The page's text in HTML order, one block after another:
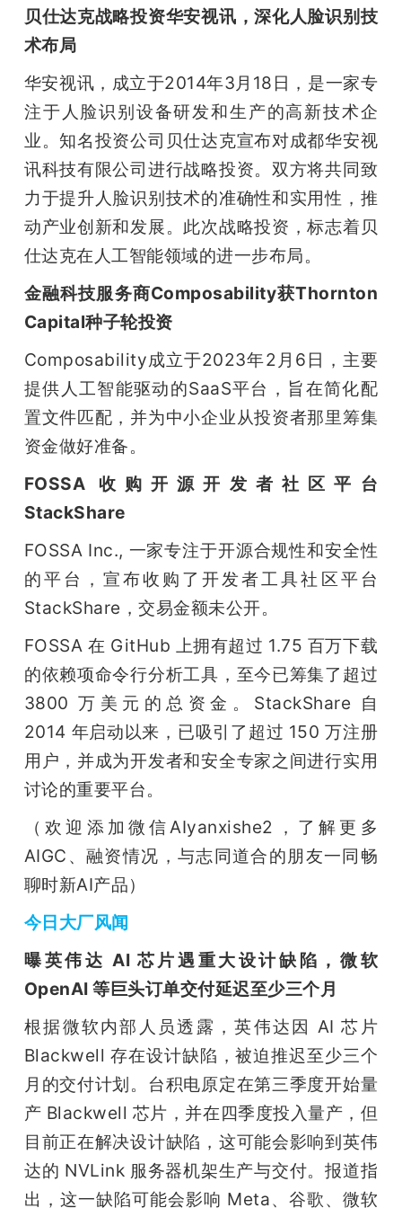
贝仕达克战略投资华安视讯，深化人脸识别技
术布局
华安视讯，成立于2014年3月18日，是一家专
注于人脸识别设备研发和生产的高新技术企
业。知名投资公司贝仕达克宣布对成都华安视
讯科技有限公司进行战略投资。双方将共同致
力于提升人脸识别技术的准确性和实用性，推
动产业创新和发展。此次战略投资，标志着贝
仕达克在人工智能领域的进一步布局。
金融科技服务商Composability获Thornton
Capital种子轮投资
Composability成立于2023年2月6日，主要
提供人工智能驱动的SaaS平台，旨在简化配
置文件匹配，并为中小企业从投资者那里筹集
资金做好准备。
FOSSA 收购开源开发者社区平台
StackShare
FOSSA Inc., 一家专注于开源合规性和安全性
的平台，宣布收购了开发者工具社区平台
StackShare，交易金额未公开。
FOSSA 在 GitHub 上拥有超过 1.75 百万下载
的依赖项命令行分析工具，至今已筹集了超过
3800 万美元的总资金。StackShare 自
2014 年启动以来，已吸引了超过 150 万注册
用户，并成为开发者和安全专家之间进行实用
讨论的重要平台。
（欢迎添加微信AIyanxishe2，了解更多
AIGC、融资情况，与志同道合的朋友一同畅
聊时新AI产品）
今日大厂风闻
曝英伟达 AI 芯片遇重大设计缺陷，微软
OpenAI 等巨头订单交付延迟至少三个月
根据微软内部人员透露，英伟达因 AI 芯片
Blackwell 存在设计缺陷，被迫推迟至少三个
月的交付计划。台积电原定在第三季度开始量
产 Blackwell 芯片，并在四季度投入量产，但
目前正在解决设计缺陷，这可能会影响到英伟
达的 NVLink 服务器机架生产与交付。报道指
出，这一缺陷可能会影响 Meta、谷歌、微软